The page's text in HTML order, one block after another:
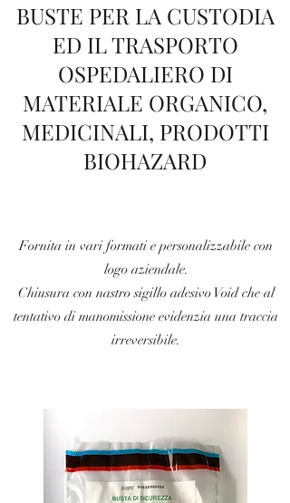
BUSTE PER LA CUSTODIA
ED IL TRASPORTO
OSPEDALIERO DI
MATERIALE ORGANICO,
MEDICINALI, PRODOTTI
BIOHAZARD
Fornita in vari formati e personalizzabile con
logo aziendale.
Chiusura con nastro sigillo adesivo Void che al
tentativo di manomissione evidenzia una traccia
irreversibile.